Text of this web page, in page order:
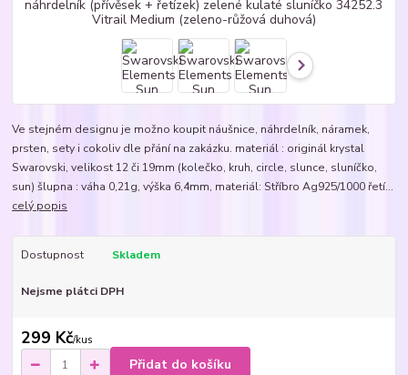
Ve stejném designu je možno koupit náušnice, náhrdelník, náramek,
prsten, sety i cokoliv dle přání na zakázku. materiál : originál krystal
Swarovski, velikost 12 či 19mm (kolečko, kruh, circle, slunce, sluníčko,
sun) šlupna : váha 0,21g, výška 6,4mm, materiál: Stříbro Ag925/1000 řetí...
celý popis
Dostupnost Skladem
Nejsme plátci DPH
299 Kč/kus
Přidat do košíku